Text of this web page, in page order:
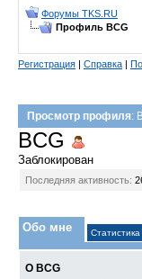
Форумы TKS.RU
Профиль BCG
Регистрация | Справка |
Просмотр профиля:
BCG
Заблокирован
Последняя активность:
Обо мне Статистика
О BCG